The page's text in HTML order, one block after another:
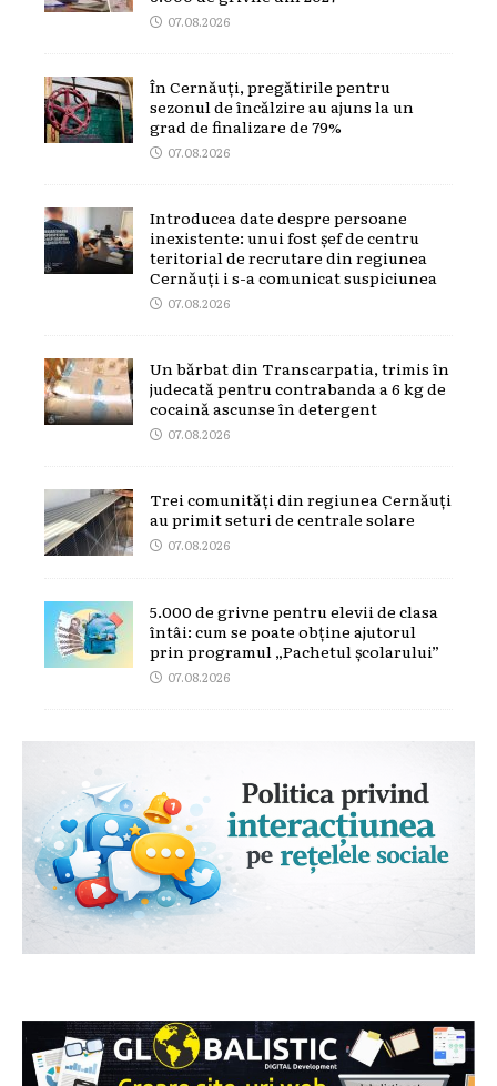
07.08.2026
În Cernăuți, pregătirile pentru
sezonul de încălzire au ajuns la un
grad de finalizare de 79%
07.08.2026
Introducea date despre persoane
inexistente: unui fost șef de centru
teritorial de recrutare din regiunea
Cernăuți i s-a comunicat suspiciunea
07.08.2026
Un bărbat din Transcarpatia, trimis în
judecată pentru contrabanda a 6 kg de
cocaină ascunse în detergent
07.08.2026
Trei comunități din regiunea Cernăuți
au primit seturi de centrale solare
07.08.2026
5.000 de grivne pentru elevii de clasa
întâi: cum se poate obține ajutorul
prin programul „Pachetul școlarului”
07.08.2026